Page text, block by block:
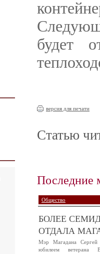
будет
версия для печати
Статью
Последние
Общество
БОЛЕЕ
ОТДАЛА
Мэр Магадана Сергей
юбилеем ветерана